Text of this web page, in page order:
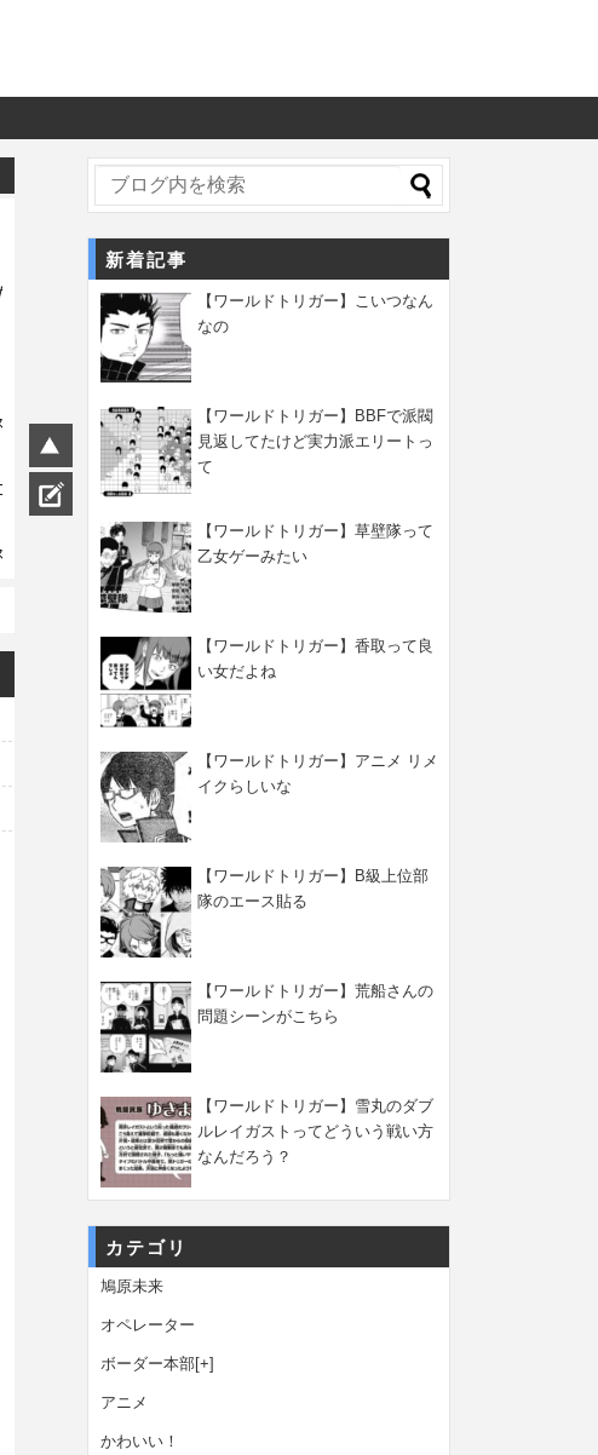
新着記事
【ワールドトリガー】こいつなん
なの
【ワールドトリガー】BBFで派閥
見返してたけど実力派エリートっ
て
【ワールドトリガー】草壁隊って
乙女ゲーみたい
【ワールドトリガー】香取って良
い女だよね
【ワールドトリガー】アニメ リメ
イクらしいな
【ワールドトリガー】B級上位部
隊のエース貼る
【ワールドトリガー】荒船さんの
問題シーンがこちら
【ワールドトリガー】雪丸のダブ
ルレイガストってどういう戦い方
なんだろう？
カテゴリ
鳩原未来
オペレーター
ボーダー本部[+]
アニメ
かわいい！